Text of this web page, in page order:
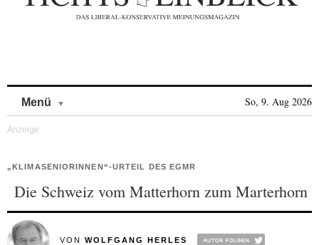
Menü So, 9. Aug 2026
„KLIMASENIORINNEN“-URTEIL DES EGMR
Die Schweiz vom Matterhorn zum Marterhorn
VON WOLFGANG HERLES